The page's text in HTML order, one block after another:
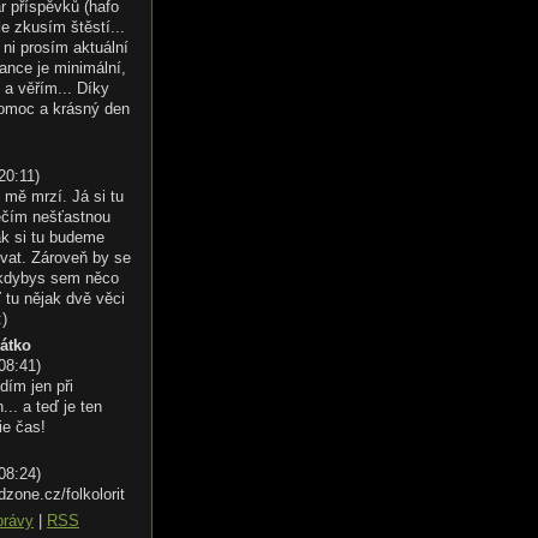
příspěvků (hafo
zkusím štěstí...
ni prosím aktuální
je minimální,
a věřím... Díky
a krásný den
)
mě mrzí. Já si tu
nešťastnou
si tu budeme
Zároveň by se
sem něco
tu nějak dvě věci
)
jen při
a teď je ten
čas!
)
folkolorit
RSS